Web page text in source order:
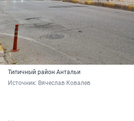
Типичный район Антальи
Источник: Вячеслав Ковалев